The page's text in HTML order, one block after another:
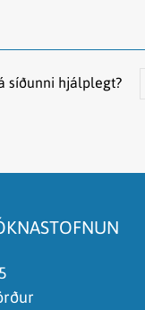
síðunni hjálplegt?
efni á síðunni
finnst það of flókið